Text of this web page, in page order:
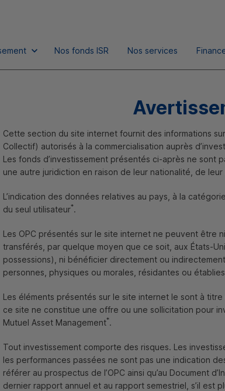
Nos fonds ISR Nos services
Mutuel AM Actualités réglementaire
Cette section du site internet fournit des informations
Collectif) autorisés à la commercialisation auprès
Les fonds d’investissement présentés ci-après ne sont
une autre juridiction en raison de leur nationalité, de
L’indication des données relatives au pays, à la
du seul utilisateur*.
Les OPC présentés sur le site internet ne peuvent être
transférés, par quelque moyen que ce soit, aux États-
possessions), ni bénéficier directement ou
personnes, physiques ou morales, résidantes ou
Les éléments présentés sur le site internet le sont à
ce site ne constitue une offre ou une sollicitation pour
Mutuel Asset Management*.
Tout investissement comporte des risques. Les
les performances passées ne sont pas une indication
référer au prospectus de l’OPC ainsi qu’au Document
dernier rapport annuel et au rapport semestriel, s’il est